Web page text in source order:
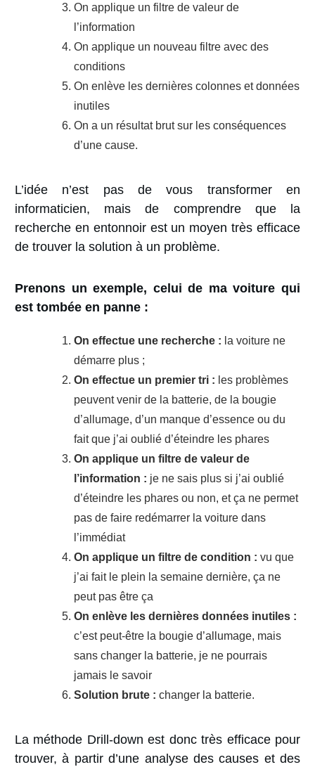
On applique un filtre de valeur de
l’information
On applique un nouveau filtre avec des
conditions
On enlève les dernières colonnes et données
inutiles
On a un résultat brut sur les conséquences
d’une cause.
L’idée n’est pas de vous transformer en
informaticien, mais de comprendre que la
recherche en entonnoir est un moyen très efficace
de trouver la solution à un problème.
Prenons un exemple, celui de ma voiture qui
est tombée en panne :
On effectue une recherche : la voiture ne
démarre plus ;
On effectue un premier tri : les problèmes
peuvent venir de la batterie, de la bougie
d’allumage, d’un manque d’essence ou du
fait que j’ai oublié d’éteindre les phares
On applique un filtre de valeur de
l’information : je ne sais plus si j’ai oublié
d’éteindre les phares ou non, et ça ne permet
pas de faire redémarrer la voiture dans
l’immédiat
On applique un filtre de condition : vu que
j’ai fait le plein la semaine dernière, ça ne
peut pas être ça
On enlève les dernières données inutiles :
c’est peut-être la bougie d’allumage, mais
sans changer la batterie, je ne pourrais
jamais le savoir
Solution brute : changer la batterie.
La méthode Drill-down est donc très efficace pour
trouver, à partir d’une analyse des causes et des